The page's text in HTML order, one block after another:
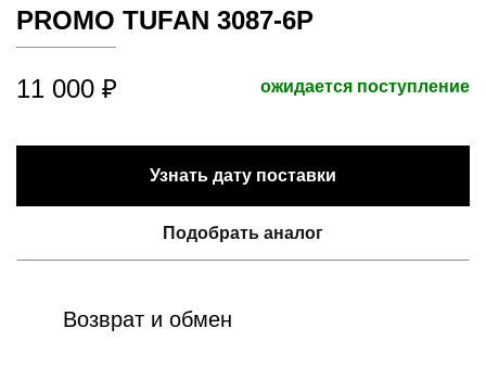
PROMO TUFAN 3087-6P
11 000 ₽ ожидается поступление
Узнать дату поставки
Подобрать аналог
Возврат и обмен